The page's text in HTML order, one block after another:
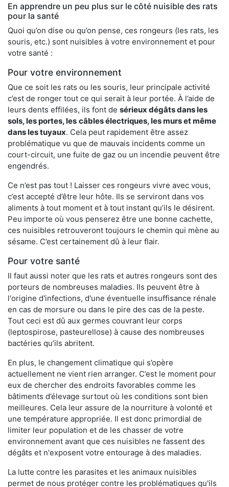
En apprendre un peu plus sur le côté nuisible des rats
pour la santé
Quoi qu’on dise ou qu’on pense, ces rongeurs (les rats, les
souris, etc.) sont nuisibles à votre environnement et pour
votre santé :
Pour votre environnement
Que ce soit les rats ou les souris, leur principale activité
c’est de ronger tout ce qui serait à leur portée. À l’aide de
leurs dents effilées, ils font de sérieux dégâts dans les
sols, les portes, les câbles électriques, les murs et même
dans les tuyaux. Cela peut rapidement être assez
problématique vu que de mauvais incidents comme un
court-circuit, une fuite de gaz ou un incendie peuvent être
engendrés.
Ce n’est pas tout ! Laisser ces rongeurs vivre avec vous,
c’est accepté d’être leur hôte. Ils se serviront dans vos
aliments à tout moment et à tout instant qu’ils le désirent.
Peu importe où vous penserez être une bonne cachette,
ces nuisibles retrouveront toujours le chemin qui mène au
sésame. C’est certainement dû à leur flair.
Pour votre santé
Il faut aussi noter que les rats et autres rongeurs sont des
porteurs de nombreuses maladies. Ils peuvent être à
l'origine d'infections, d'une éventuelle insuffisance rénale
en cas de morsure ou dans le pire des cas de la peste.
Tout ceci est dû aux germes couvrant leur corps
(leptospirose, pasteurellose) à cause des nombreuses
bactéries qu’ils abritent.
En plus, le changement climatique qui s’opère
actuellement ne vient rien arranger. C’est le moment pour
eux de chercher des endroits favorables comme les
bâtiments d’élevage surtout où les conditions sont bien
meilleures. Cela leur assure de la nourriture à volonté et
une température appropriée. Il est donc primordial de
limiter leur population et de les chasser de votre
environnement avant que ces nuisibles ne fassent des
dégâts et n'exposent votre entourage à des maladies.
La lutte contre les parasites et les animaux nuisibles
permet de nous protéger contre les problématiques qu'ils